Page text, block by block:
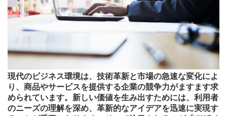
現代のビジネス環境は、技術革新と市場の急速な変化によ
り、商品やサービスを提供する企業の競争力がますます求
められています。新しい価値を生み出すためには、利用者
のニーズの理解を深め、革新的なアイデアを迅速に実現す